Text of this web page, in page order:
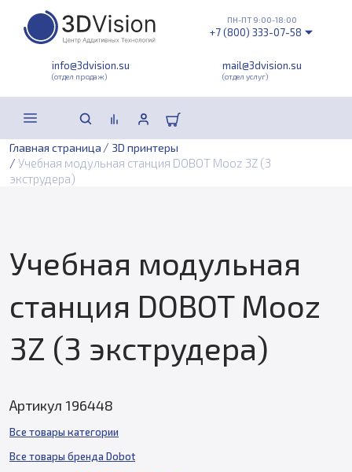
info@3dvision.su
(отдел продаж)
mail@3dvision.su
(отдел услуг)
ПН-ПТ 9:00-18:00
+7 (800) 333-07-58
Главная страница / 3D принтеры
/ Учебная модульная станция DOBOT Mooz 3Z (3
экструдера)
Учебная модульная
станция DOBOT Mooz
3Z (3 экструдера)
Артикул 196448
Все товары категории
Все товары бренда Dobot